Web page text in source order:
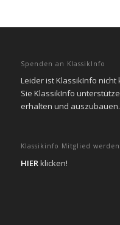
Spenden an KlassikInfo
Leider ist KlassikInfo
Sie KlassikInfo
erhalten und auszubauen.
Klassikinfo Mitglied werden
HIER klicken!